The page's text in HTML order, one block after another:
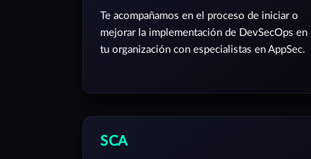
Te acompañamos en el proceso de iniciar o
mejorar la implementación de DevSecOps en
tu organización con especialistas en AppSec.
SCA